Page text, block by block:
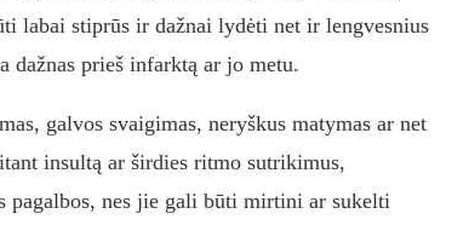
labai stiprūs ir dažnai lydėti net ir lengvesnius
dažnas prieš infarktą ar jo metu.
galvos svaigimas, neryškus matymas ar net
insultą ar širdies ritmo sutrikimus,
pagalbos, nes jie gali būti mirtini ar sukelti